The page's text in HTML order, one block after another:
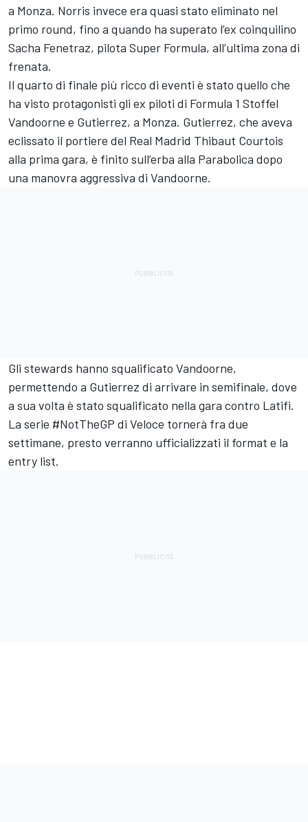
a Monza. Norris invece era quasi stato eliminato nel
primo round, fino a quando ha superato l’ex coinquilino
Sacha Fenetraz, pilota Super Formula, all’ultima zona di
frenata.
Il quarto di finale più ricco di eventi è stato quello che
ha visto protagonisti gli ex piloti di Formula 1 Stoffel
Vandoorne e Gutierrez, a Monza. Gutierrez, che aveva
eclissato il portiere del Real Madrid Thibaut Courtois
alla prima gara, è finito sull’erba alla Parabolica dopo
una manovra aggressiva di Vandoorne.
Gli stewards hanno squalificato Vandoorne,
permettendo a Gutierrez di arrivare in semifinale, dove
a sua volta è stato squalificato nella gara contro Latifi.
La serie #NotTheGP di Veloce tornerà fra due
settimane, presto verranno ufficializzati il format e la
entry list.